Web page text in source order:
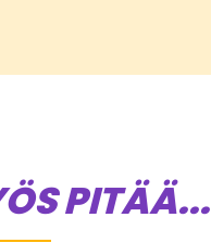
PITÄÄ...